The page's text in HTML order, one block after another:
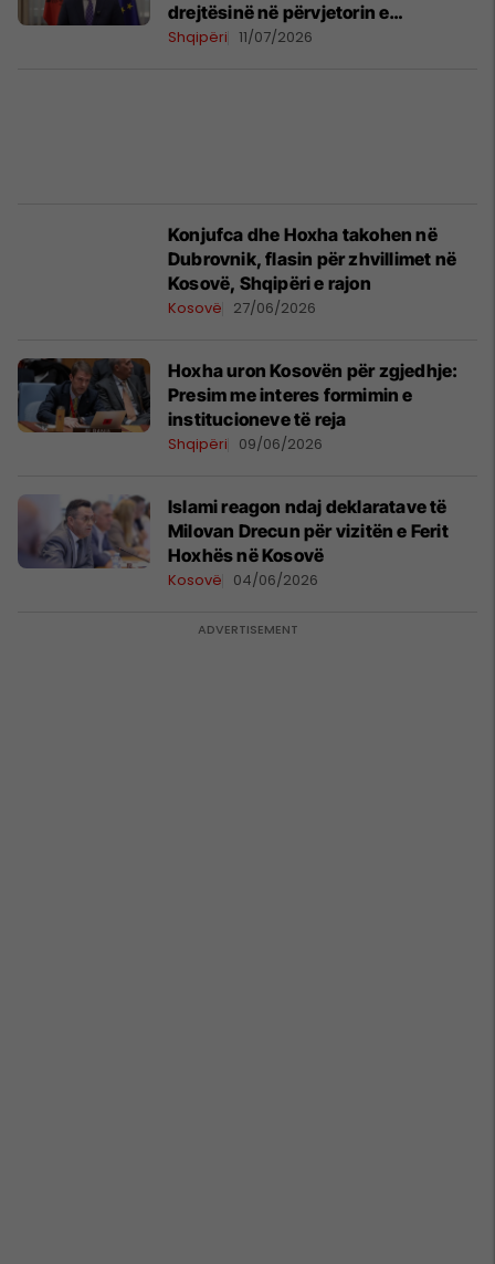
drejtësinë në përvjetorin e
gjenocidit të Srebrenicës
Shqipëri 11/07/2026
Konjufca dhe Hoxha takohen në
Dubrovnik, flasin për zhvillimet në
Kosovë, Shqipëri e rajon
Kosovë 27/06/2026
Hoxha uron Kosovën për zgjedhje:
Presim me interes formimin e
institucioneve të reja
Shqipëri 09/06/2026
Islami reagon ndaj deklaratave të
Milovan Drecun për vizitën e Ferit
Hoxhës në Kosovë
Kosovë 04/06/2026